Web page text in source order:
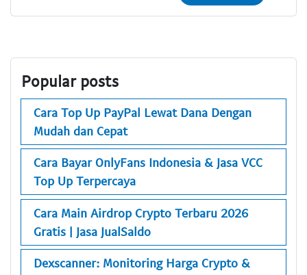
Popular posts
Cara Top Up PayPal Lewat Dana Dengan
Mudah dan Cepat
Cara Bayar OnlyFans Indonesia & Jasa VCC
Top Up Terpercaya
Cara Main Airdrop Crypto Terbaru 2026
Gratis | Jasa JualSaldo
Dexscanner: Monitoring Harga Crypto &